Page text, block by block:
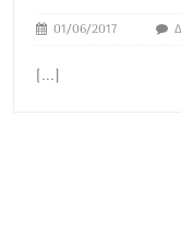
01/06/2017
[...]